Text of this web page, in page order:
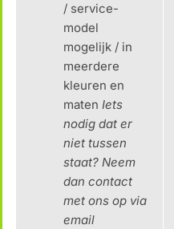
/ service-
model
mogelijk / in
meerdere
kleuren en
maten Iets
nodig dat er
niet tussen
staat? Neem
dan contact
met ons op via
email